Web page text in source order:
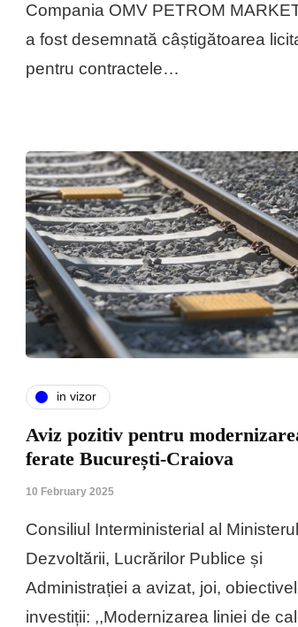
Compania OMV PETROM
a fost desemnată câștigătoarea
pentru contractele…
in vizor
Aviz pozitiv pentru
ferate București-Craiova
10 February 2025
Consiliul Interministerial al
Dezvoltării, Lucrărilor Publice și
Administrației a avizat, joi,
investiții: ,,Modernizarea liniei de